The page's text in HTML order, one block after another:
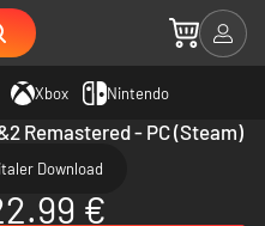
Xbox Nintendo
Remastered - PC (Steam)
Download
€